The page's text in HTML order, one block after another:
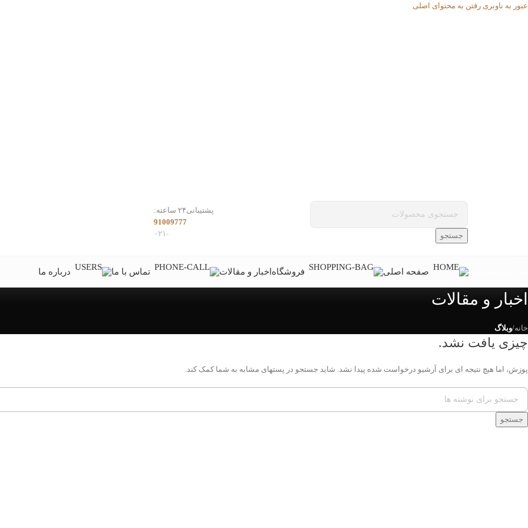
عبور به ناوبری رفتن به محتوای اصلی
جستجو
پشتیبانی۲۴ ساعته:
91009777
-۰۲۱
صفحه اصلی فروشگاهاخبار و مقالات تماس با ما درباره ما
اخبار و مقالات
خانه/وبلاگ
چیزی یافت نشد.
پوزش، اما هیچ نتیجه ای برای آرشیو درخواست شده پیدا نشد. شاید جستجو در پستهای مشابه به شما کمک کند.
جستجو